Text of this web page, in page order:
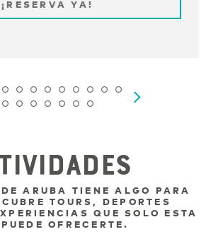
¡RESERVA YA!
ARUBA TIENE ALGO PARA
TOURS, DEPORTES
QUE SOLO ESTA
OFRECERTE.